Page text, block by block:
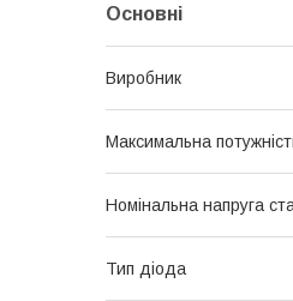
Основні
Виробник
Максимальна
Номінальна напруга
Тип діода